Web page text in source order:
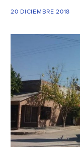
20 DICIEMBRE 2018